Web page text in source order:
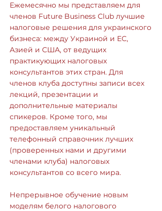
Ежемесячно мы представляем для
членов Future Business Club лучшие
налоговые решения для украинского
бизнеса: между Украиной и ЕС,
Азией и США, от ведущих
практикующих налоговых
консультантов этих стран. Для
членов клуба доступны записи всех
лекций, презентации и
дополнительные материалы
спикеров. Кроме того, мы
предоставляем уникальный
телефонный справочник лучших
(проверенных нами и другими
членами клуба) налоговых
консультантов со всего мира.
Непрерывное обучение новым
моделям белого налогового